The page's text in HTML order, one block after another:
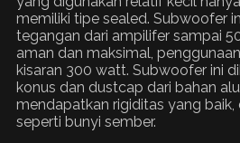
memiliki tipe sealed. Subwoofer
tegangan dari ampilifer sampai
aman dan maksimal,
kisaran 300 watt. Subwoofer ini
konus dan dustcap dari bahan
mendapatkan rigiditas yang
seperti bunyi sember.